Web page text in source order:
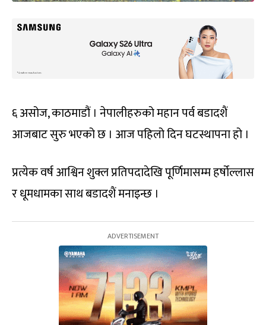
६ असोज, काठमाडौं । नेपालीहरुको महान पर्व बडादशैं
आजबाट सुरु भएको छ । आज पहिलो दिन घटस्थापना हो ।
प्रत्येक वर्ष आश्विन शुक्ल प्रतिपदादेखि पूर्णिमासम्म हर्षोल्लास
र धूमधामका साथ बडादशैं मनाइन्छ ।